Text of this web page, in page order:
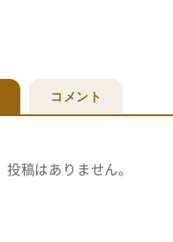
コメント
投稿はありません。